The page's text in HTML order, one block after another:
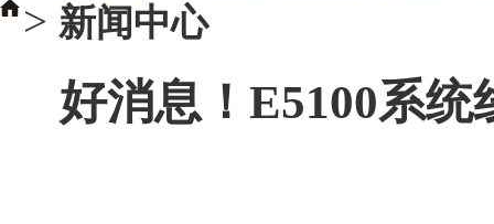
> 新闻中心
好消息！E5100系